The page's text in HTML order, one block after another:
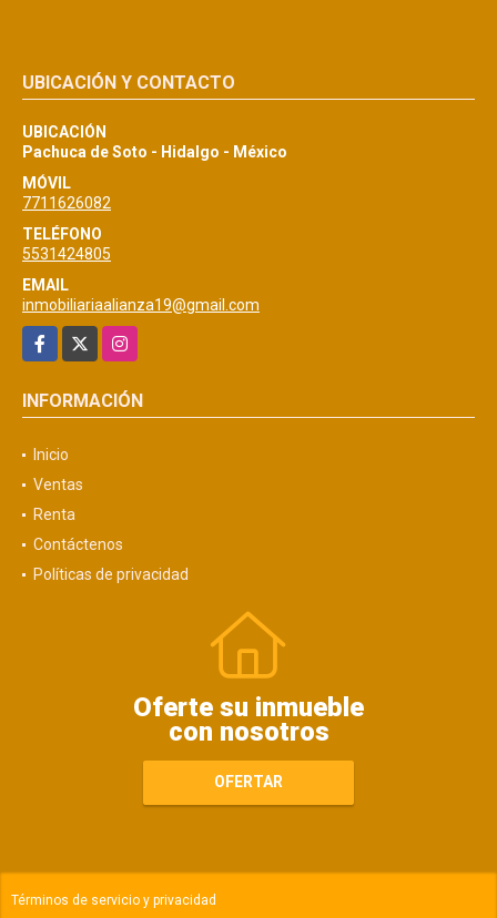
UBICACIÓN Y CONTACTO
UBICACIÓN
Pachuca de Soto - Hidalgo - México
MÓVIL
7711626082
TELÉFONO
5531424805
EMAIL
inmobiliariaalianza19@gmail.com
Facebook
Instagram
INFORMACIÓN
Inicio
Ventas
Renta
Contáctenos
Políticas de privacidad
Oferte su inmueble
con nosotros
OFERTAR
Términos de servicio y privacidad